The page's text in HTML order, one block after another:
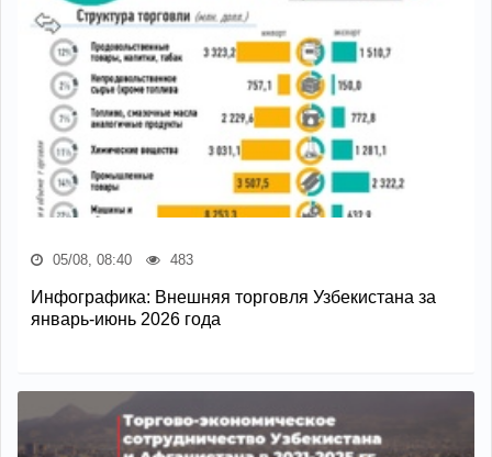
05/08, 08:40 483
Инфографика: Внешняя торговля Узбекистана за
январь-июнь 2026 года